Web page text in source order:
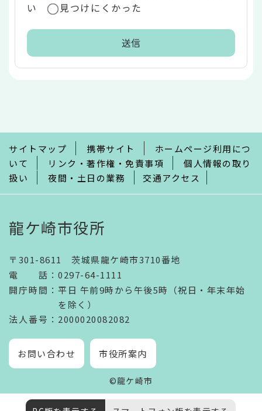
い
見つけにくかった
で
サイトマップ 携帯サイト
ホームページ利用につ
いて
リンク・著作権・免責事項
個人情報の取り
扱い
夜間・土日の業務 交通アクセス
龍ケ崎市役所
〒301-8611 茨城県龍ケ崎市3710番地
電話 ： 0297-64-1111
開庁時間 ： 平日 午前9時から午後5時（祝日・年末年始
を除く）
法人番号 ：2000020082082
お問い合わせ 市役所案内
©龍ケ崎市